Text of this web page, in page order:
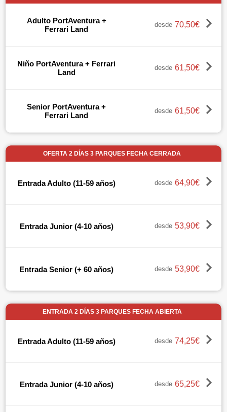
Adulto PortAventura +
Ferrari Land
desde 70,50€
Niño PortAventura + Ferrari
Land
desde 61,50€
Senior PortAventura +
Ferrari Land
desde 61,50€
OFERTA 2 DÍAS 3 PARQUES FECHA CERRADA
Entrada Adulto (11-59 años) desde 64,90€
Entrada Junior (4-10 años) desde 53,90€
Entrada Senior (+ 60 años) desde 53,90€
ENTRADA 2 DÍAS 3 PARQUES FECHA ABIERTA
Entrada Adulto (11-59 años) desde 74,25€
Entrada Junior (4-10 años) desde 65,25€